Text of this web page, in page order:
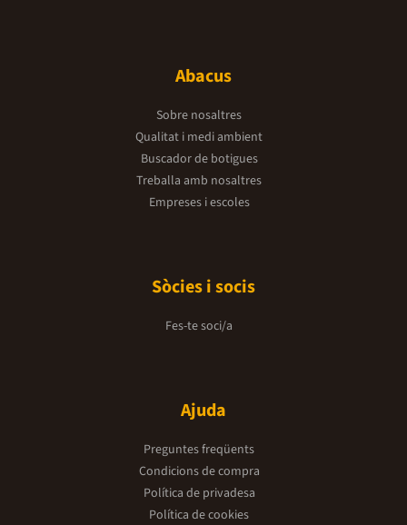
Abacus
Sobre nosaltres
Qualitat i medi ambient
Buscador de botigues
Treballa amb nosaltres
Empreses i escoles
Sòcies i socis
Fes-te soci/a
Ajuda
Preguntes freqüents
Condicions de compra
Política de privadesa
Política de cookies